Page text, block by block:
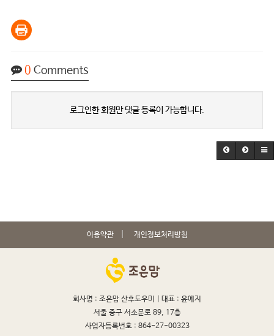
0 Comments
로그인한 회원만 댓글 등록이 가능합니다.
이용약관 개인정보처리방침
회사명 : 조은맘 산후도우미 | 대표 : 윤예지
서울 중구 서소문로 89, 17층
사업자등록번호 : 864-27-00323